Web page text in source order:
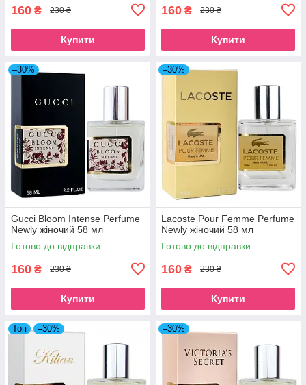
160 ₴ 230 ₴
Купити
160 ₴ 230 ₴
Купити
–30%
Gucci Bloom Intense Perfume
Newly жіночий 58 мл
Готово до відправки
160 ₴ 230 ₴
Купити
–30%
Lacoste Pour Femme Perfume
Newly жіночий 58 мл
Готово до відправки
160 ₴ 230 ₴
Купити
Топ –30% –30%